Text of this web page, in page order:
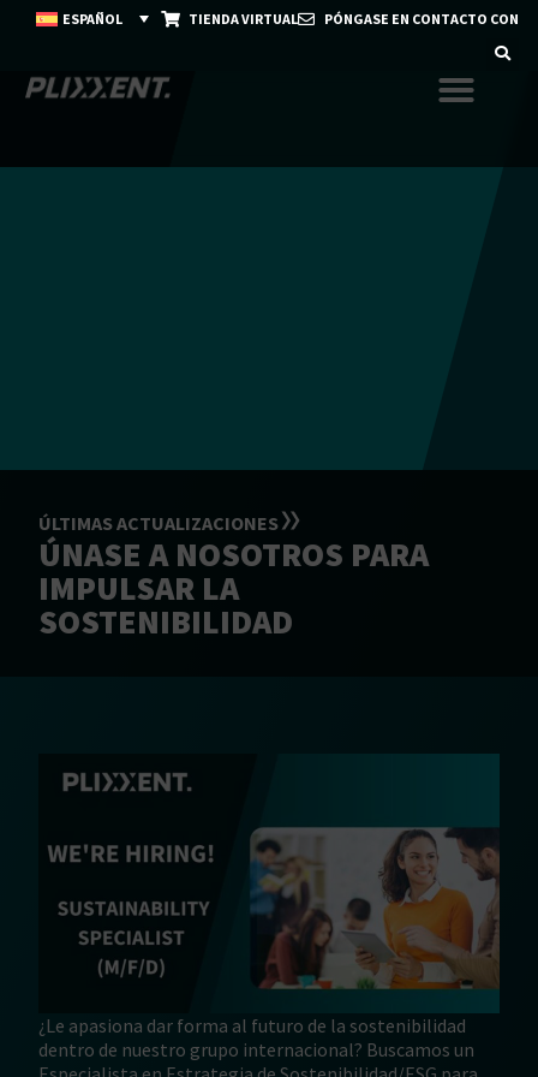
ESPAÑOL TIENDA VIRTUAL PÓNGASE EN CONTACTO CON
ÚLTIMAS ACTUALIZACIONES
ÚNASE A NOSOTROS PARA
IMPULSAR LA
SOSTENIBILIDAD
¿Le apasiona dar forma al futuro de la sostenibilidad
dentro de nuestro grupo internacional? Buscamos un